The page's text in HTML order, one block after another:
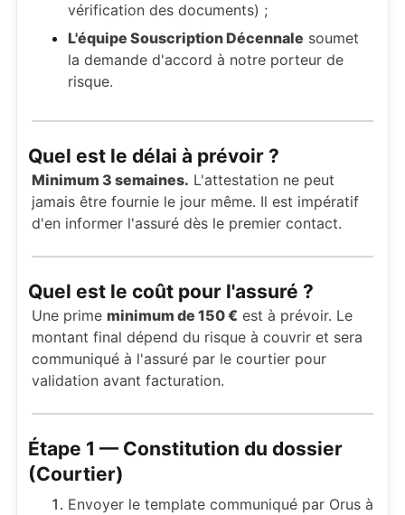
vérification des documents) ;
L'équipe Souscription Décennale soumet
la demande d'accord à notre porteur de
risque.
Quel est le délai à prévoir ?
Minimum 3 semaines. L'attestation ne peut
jamais être fournie le jour même. Il est impératif
d'en informer l'assuré dès le premier contact.
Quel est le coût pour l'assuré ?
Une prime minimum de 150 € est à prévoir. Le
montant final dépend du risque à couvrir et sera
communiqué à l'assuré par le courtier pour
validation avant facturation.
Étape 1 — Constitution du dossier
(Courtier)
Envoyer le template communiqué par Orus à